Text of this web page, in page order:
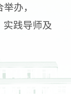
办，
实践导师及